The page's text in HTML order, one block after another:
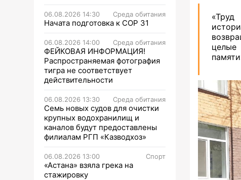
06.08.2026 14:30 Среда обитания
Начата подготовка к СОР 31
06.08.2026 14:00 Среда обитания
ФЕЙКОВАЯ ИНФОРМАЦИЯ!
Распространяемая фотография
тигра не соответствует
действительности
06.08.2026 13:30 Среда обитания
Семь новых судов для очистки
крупных водохранилищ и
каналов будут предоставлены
филиалам РГП «Казводхоз»
06.08.2026 13:00 Спорт
«Астана» взяла грека на
стажировку